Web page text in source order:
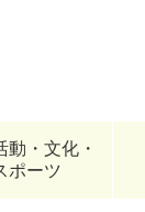
動・文化・
ポーツ